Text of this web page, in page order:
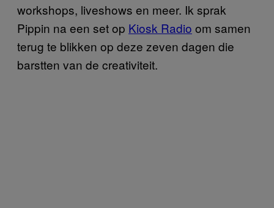
workshops, liveshows en meer. Ik sprak
Pippin na een set op Kiosk Radio om samen
terug te blikken op deze zeven dagen die
barstten van de creativiteit.